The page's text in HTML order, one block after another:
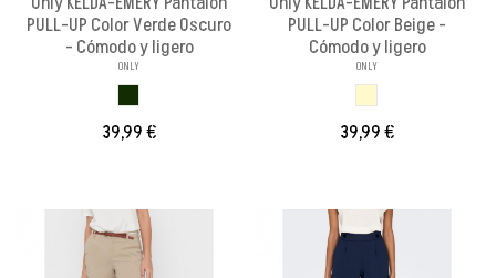
PULL-UP Color Verde Oscuro
- Cómodo y ligero
ONLY
39,99 €
PULL-UP Color Beige -
Cómodo y ligero
ONLY
39,99 €